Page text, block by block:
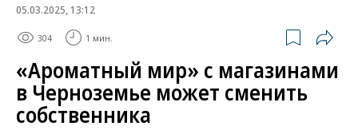
05.03.2025, 13:12
304 1 мин.
«Ароматный мир» с магазинами
в Черноземье может сменить
собственника